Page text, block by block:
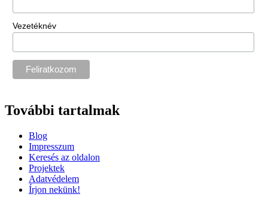
Vezetéknév
További tartalmak
Blog
Impresszum
Keresés az oldalon
Projektek
Adatvédelem
Írjon nekünk!